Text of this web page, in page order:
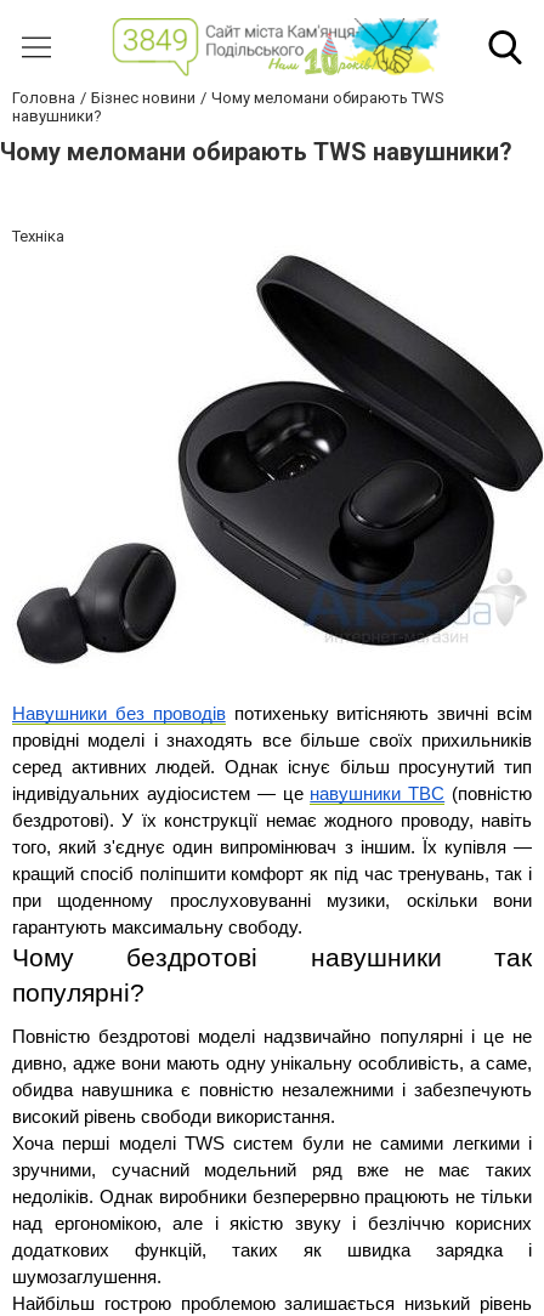
Головна Бізнес новини
Чому меломани обирають TWS
навушники?
Чому меломани обирають TWS навушники?
Техніка
Навушники без проводів потихеньку витісняють звичні всім
провідні моделі і знаходять все більше своїх прихильників
серед активних людей. Однак існує більш просунутий тип
індивідуальних аудіосистем — це навушники ТВС (повністю
бездротові). У їх конструкції немає жодного проводу, навіть
того, який з'єднує один випромінювач з іншим. Їх купівля —
кращий спосіб поліпшити комфорт як під час тренувань, так і
при щоденному прослуховуванні музики, оскільки вони
гарантують максимальну свободу.
Чому бездротові навушники так
популярні?
Повністю бездротові моделі надзвичайно популярні і це не
дивно, адже вони мають одну унікальну особливість, а саме,
обидва навушника є повністю незалежними і забезпечують
високий рівень свободи використання.
Хоча перші моделі TWS систем були не самими легкими і
зручними, сучасний модельний ряд вже не має таких
недоліків. Однак виробники безперервно працюють не тільки
над ергономікою, але і якістю звуку і безліччю корисних
додаткових функцій, таких як швидка зарядка і
шумозаглушення.
Найбільш гострою проблемою залишається низький рівень